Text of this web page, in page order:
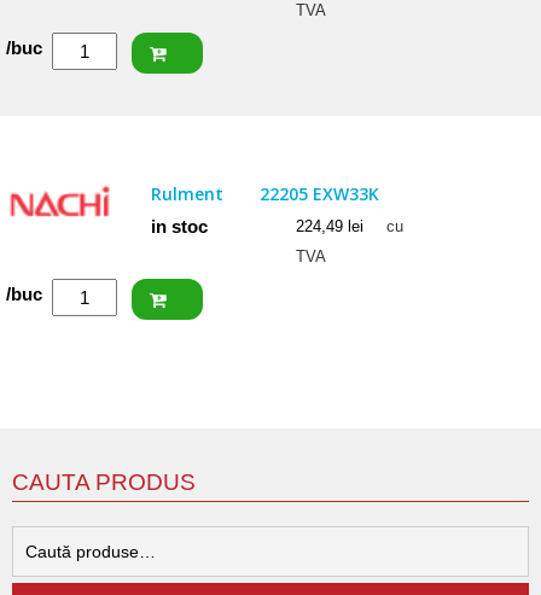
TVA
Cantitate
/buc
Rulment 22205 EXW33K
in stoc 224,49 lei
cu
TVA
Cantitate
NACHI
/buc
CAUTA PRODUS